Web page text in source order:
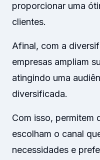
proporcionar uma
clientes.
Afinal, com a
empresas ampliam
atingindo uma
diversificada.
Com isso, permitem
escolham o canal
necessidades e